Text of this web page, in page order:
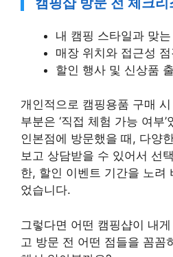
내 캠핑 스타일과 맞
매장 위치와 접근성 점
할인 행사 및 신상품
개인적으로 캠핑용품 구매
부분은 ‘직접 체험 가능 여부
인본점에 방문했을 때, 다양
보고 상담받을 수 있어서 선
한, 할인 이벤트 기간을 노려
었습니다.
그렇다면 어떤 캠핑샵이 내
고 방문 전 어떤 점들을 꼼꼼